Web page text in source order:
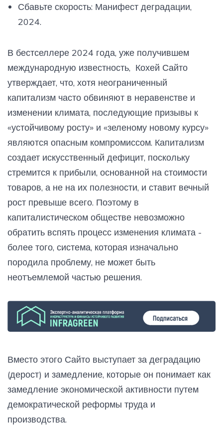
Сбавьте скорость: Манифест деградации,
2024.
В бестселлере 2024 года, уже получившем
международную известность, Кохей Сайто
утверждает, что, хотя неограниченный
капитализм часто обвиняют в неравенстве и
изменении климата, последующие призывы к
«устойчивому росту» и «зеленому новому курсу»
являются опасным компромиссом. Капитализм
создает искусственный дефицит, поскольку
стремится к прибыли, основанной на стоимости
товаров, а не на их полезности, и ставит вечный
рост превыше всего. Поэтому в
капиталистическом обществе невозможно
обратить вспять процесс изменения климата -
более того, система, которая изначально
породила проблему, не может быть
неотъемлемой частью решения.
Вместо этого Сайто выступает за деградацию
(дерост) и замедление, которые он понимает как
замедление экономической активности путем
демократической реформы труда и
производства.